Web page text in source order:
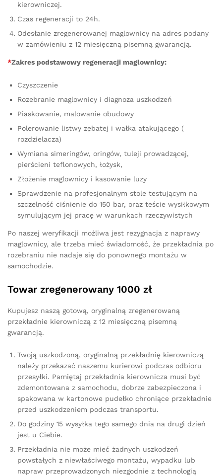
kierowniczej.
Czas regeneracji to 24h.
Odesłanie zregenerowanej maglownicy na adres podany
w zamówieniu z 12 miesięczną pisemną gwarancją.
*Zakres podstawowy regeneracji maglownicy:
Czyszczenie
Rozebranie maglownicy i diagnoza uszkodzeń
Piaskowanie, malowanie obudowy
Polerowanie listwy zębatej i wałka atakującego (
rozdzielacza)
Wymiana simeringów, oringów, tuleji prowadzącej,
pierścieni teflonowych, łożysk,
Złożenie maglownicy i kasowanie luzy
Sprawdzenie na profesjonalnym stole testującym na
szczelność ciśnienie do 150 bar, oraz teście wysiłkowym
symulującym jej pracę w warunkach rzeczywistych
Po naszej weryfikacji możliwa jest rezygnacja z naprawy
maglownicy, ale trzeba mieć świadomość, że przekładnia po
rozebraniu nie nadaje się do ponownego montażu w
samochodzie.
Towar zregenerowany 1000 zł
Kupujesz naszą gotową, oryginalną zregenerowaną
przekładnie kierowniczą z 12 miesięczną pisemną
gwarancją.
Twoją uszkodzoną, oryginalną przekładnię kierowniczą
należy przekazać naszemu kurierowi podczas odbioru
przesyłki. Pamiętaj przekładnia kierownicza musi być
zdemontowana z samochodu, dobrze zabezpieczona i
spakowana w kartonowe pudełko chroniące przekładnie
przed uszkodzeniem podczas transportu.
Do godziny 15 wysyłka tego samego dnia na drugi dzień
jest u Ciebie.
Przekładnia nie może mieć żadnych uszkodzeń
powstałych z niewłaściwego montażu, wypadku lub
napraw przeprowadzonych niezgodnie z technologią